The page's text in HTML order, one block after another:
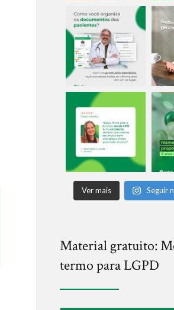
Ver mais Seguir
Material gratuito:
termo para LGPD